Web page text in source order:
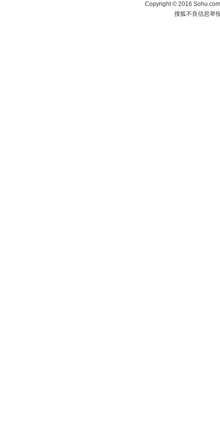
Copyright©2016
搜狐不良信息举